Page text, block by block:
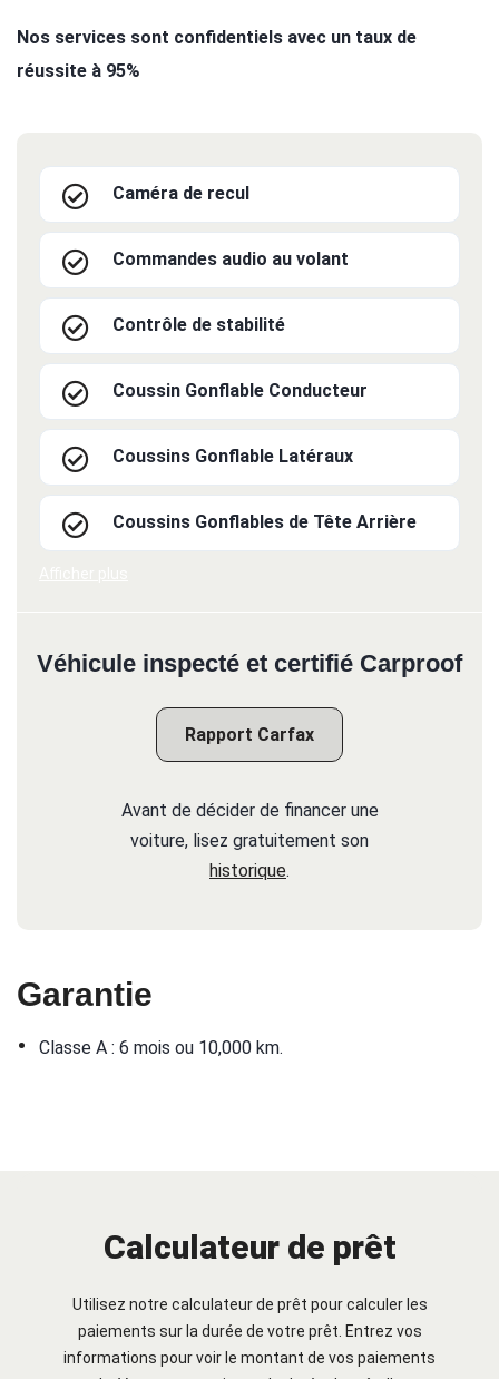
Nos services sont confidentiels avec un taux de
réussite à 95%
Caméra de recul
Commandes audio au volant
Contrôle de stabilité
Coussin Gonflable Conducteur
Coussins Gonflable Latéraux
Coussins Gonflables de Tête Arrière
Véhicule inspecté et certifié Carproof
Rapport Carfax
Avant de décider de financer une
voiture, lisez gratuitement son
historique.
Garantie
• Classe A : 6 mois ou 10,000 km.
Calculateur de prêt
Utilisez notre calculateur de prêt pour calculer les
paiements sur la durée de votre prêt. Entrez vos
informations pour voir le montant de vos paiements